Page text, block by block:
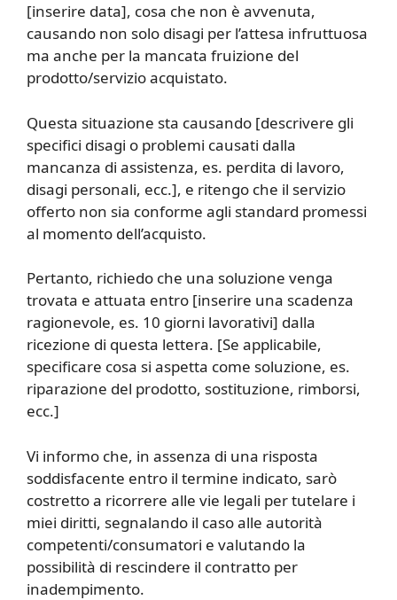
[inserire data], cosa che non è avvenuta,
causando non solo disagi per l’attesa infruttuosa
ma anche per la mancata fruizione del
prodotto/servizio acquistato.
Questa situazione sta causando [descrivere gli
specifici disagi o problemi causati dalla
mancanza di assistenza, es. perdita di lavoro,
disagi personali, ecc.], e ritengo che il servizio
offerto non sia conforme agli standard promessi
al momento dell’acquisto.
Pertanto, richiedo che una soluzione venga
trovata e attuata entro [inserire una scadenza
ragionevole, es. 10 giorni lavorativi] dalla
ricezione di questa lettera. [Se applicabile,
specificare cosa si aspetta come soluzione, es.
riparazione del prodotto, sostituzione, rimborsi,
ecc.]
Vi informo che, in assenza di una risposta
soddisfacente entro il termine indicato, sarò
costretto a ricorrere alle vie legali per tutelare i
miei diritti, segnalando il caso alle autorità
competenti/consumatori e valutando la
possibilità di rescindere il contratto per
inadempimento.